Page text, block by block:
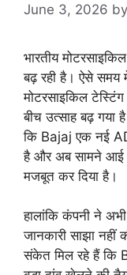
June 3, 2026 by
भारतीय
बढ़ रही है। ऐसे
मोटरसाइकिल
बीच उत्साह बढ़
कि Bajaj एक नई
है और अब सामने आई
मजबूत कर दिया है।
हालांकि कंपनी ने
जानकारी साझा
संकेत मिल रहे हैं कि